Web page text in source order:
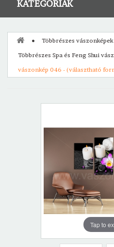
KATEGÓRIÁK
Többrészes
Többrészes Spa és Feng Shui
vászonkép 046 - (választható
Tap to